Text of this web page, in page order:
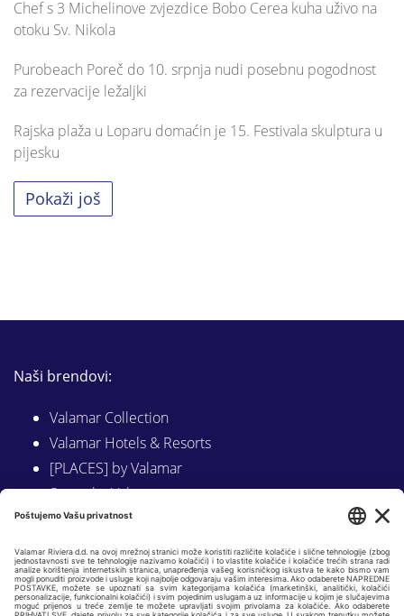
Chef s 3 Michelinove zvjezdice Bobo Cerea kuha uživo na
otoku Sv. Nikola
Purobeach Poreč do 10. srpnja nudi posebnu pogodnost
za rezervacije ležaljki
Rajska plaža u Loparu domaćin je 15. Festivala skulptura u
pijesku
Pokaži još
Naši brendovi:
Valamar Collection
Valamar Hotels & Resorts
[PLACES] by Valamar
Sunny by Valamar
Valamar Camping
Istraži na Valamar.com
Slijedite nas na: